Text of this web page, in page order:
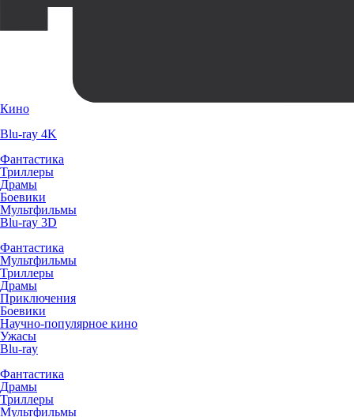
Кино
Blu-ray 4K
Фантастика
Триллеры
Драмы
Боевики
Мультфильмы
Blu-ray 3D
Фантастика
Мультфильмы
Триллеры
Драмы
Приключения
Боевики
Научно-популярное кино
Ужасы
Blu-ray
Фантастика
Драмы
Триллеры
Мультфильмы